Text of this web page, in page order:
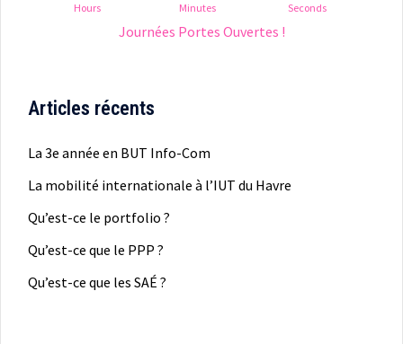
Hours Minutes Seconds
Journées Portes Ouvertes !
Articles récents
La 3e année en BUT Info-Com
La mobilité internationale à l’IUT du Havre
Qu’est-ce le portfolio ?
Qu’est-ce que le PPP ?
Qu’est-ce que les SAÉ ?